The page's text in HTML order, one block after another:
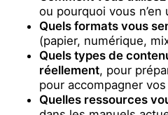
ou pourquoi vous n’en
Quels formats vous
(papier, numérique,
Quels types de
réellement, pour
pour accompagner
Quelles ressources